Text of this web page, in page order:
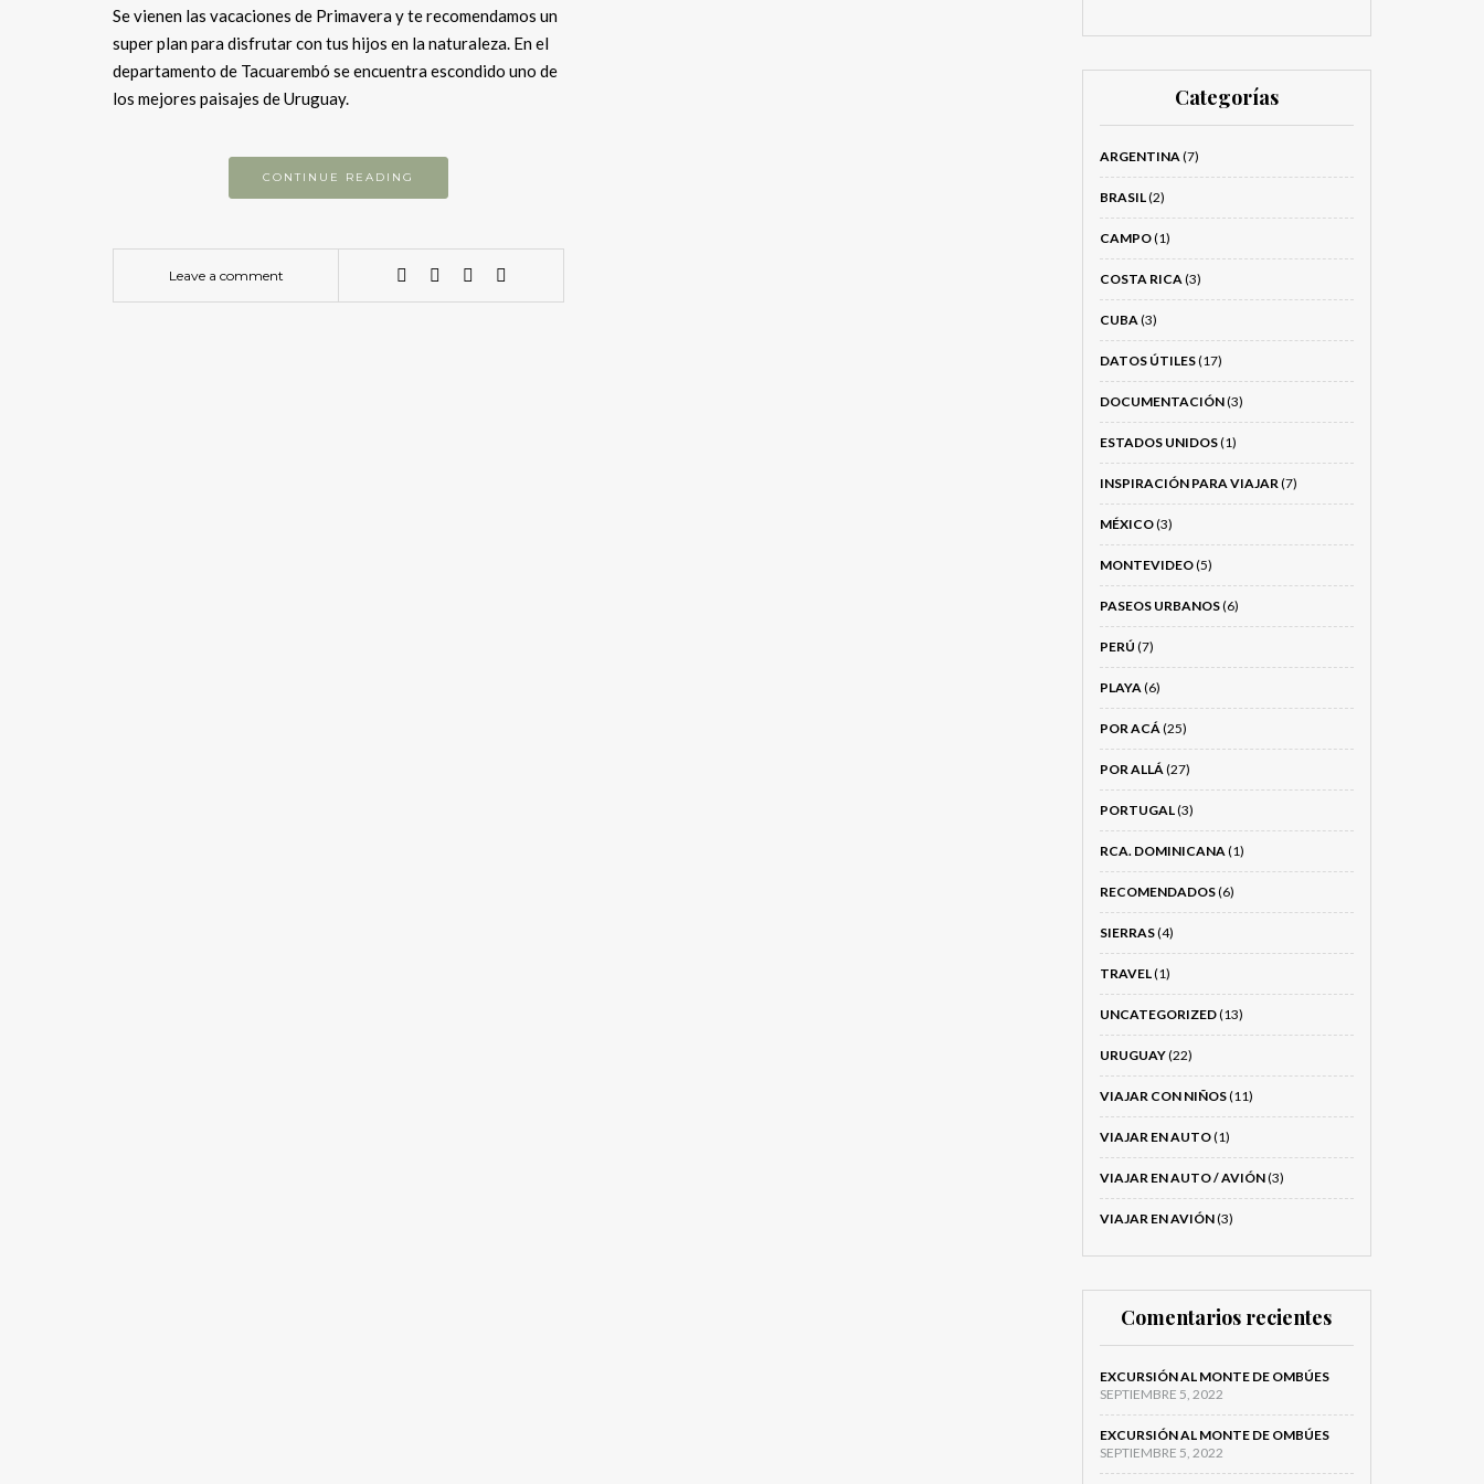
Se vienen las vacaciones de Primavera y te recomendamos un
super plan para disfrutar con tus hijos en la naturaleza. En el
departamento de Tacuarembó se encuentra escondido uno de
los mejores paisajes de Uruguay.
CONTINUE READING
Leave a comment
Categorías
ARGENTINA(7)
BRASIL(2)
CAMPO(1)
COSTA RICA(3)
CUBA(3)
DATOS ÚTILES(17)
DOCUMENTACIÓN(3)
ESTADOS UNIDOS(1)
INSPIRACIÓN PARA VIAJAR(7)
MÉXICO(3)
MONTEVIDEO(5)
PASEOS URBANOS(6)
PERÚ (7)
PLAYA(6)
POR ACÁ(25)
POR ALLÁ(27)
PORTUGAL(3)
RCA. DOMINICANA(1)
RECOMENDADOS(6)
SIERRAS(4)
TRAVEL(1)
UNCATEGORIZED(13)
URUGUAY(22)
VIAJAR CON NIÑOS(11)
VIAJAR EN AUTO(1)
VIAJAR EN AUTO / AVIÓN(3)
VIAJAR EN AVIÓN(3)
Comentarios recientes
EXCURSIÓN AL MONTE DE OMBÚES
SEPTIEMBRE 5, 2022
EXCURSIÓN AL MONTE DE OMBÚES
SEPTIEMBRE 5, 2022